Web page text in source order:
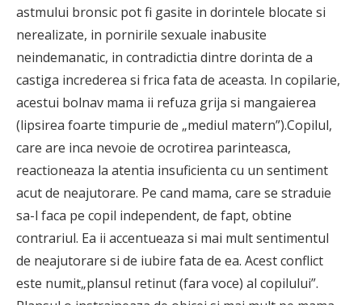
astmului bron­sic pot fi gasite in dorintele blocate si
nerealizate, in pornirile sexuale inabusite
neindemanatic, in contradictia dintre dorinta de a
castiga increderea si frica fata de aceasta. In copilarie,
acestui bolnav mama ii refuza grija si mangaie­rea
(lipsirea foarte timpurie de „mediul matern”).Copilul,
care are inca nevoie de ocrotirea parinteasca,
reactioneaza la atentia insuficienta cu un sentiment
acut de neajutorare. Pe cand mama, care se straduie
sa-l faca pe copil independent, de fapt, obtine
contrariul. Ea ii accentueaza si mai mult sentimentul
de neajutorare si de iubire fata de ea. Acest conflict
este numit„plansul retinut (fara voce) al copilului”.